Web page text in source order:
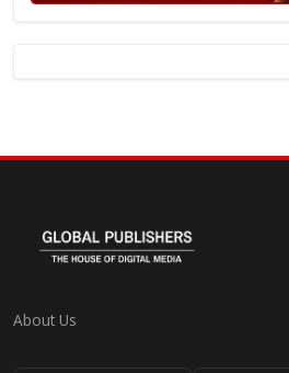
About Us